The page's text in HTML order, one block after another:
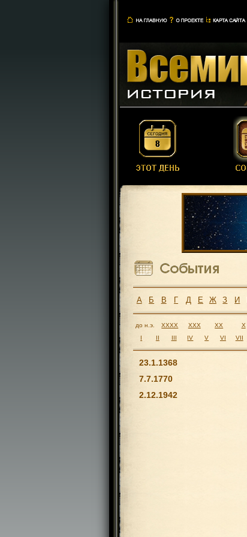
А Б В Г Д Е Ж З И
до н.э. XXXX XXX XX X
I
II III IV V VI VII
23.1.1368
7.7.1770
2.12.1942